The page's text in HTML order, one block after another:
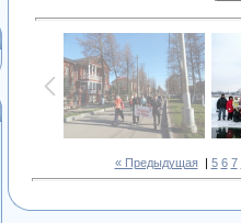
« Предыдущая| 5 6 7